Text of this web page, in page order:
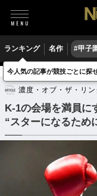
ランキング 名作 #甲子
格闘技 その他
濃度・オブ・ザ・リン
K-1の会場を満員に
“スターになるため
今人気の記事が競技ごとに探